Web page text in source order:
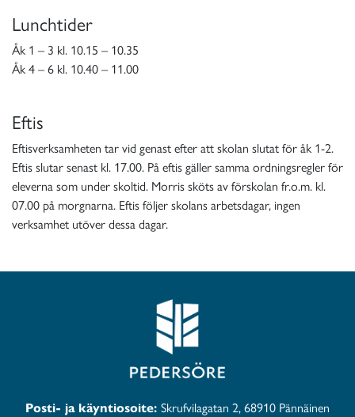
Lunchtider
Åk 1 – 3 kl. 10.15 – 10.35
Åk 4 – 6 kl. 10.40 – 11.00
Eftis
Eftisverksamheten tar vid genast efter att skolan slutat för åk 1-2.
Eftis slutar senast kl. 17.00. På eftis gäller samma ordningsregler för
eleverna som under skoltid. Morris sköts av förskolan fr.o.m. kl.
07.00 på morgnarna. Eftis följer skolans arbetsdagar, ingen
verksamhet utöver dessa dagar.
Posti- ja käyntiosoite: Skrufvilagatan 2, 68910 Pännäinen